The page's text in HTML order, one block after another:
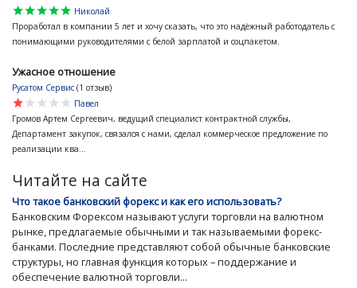
star
star
star
star
star
Николай
Проработал в компании 5 лет и хочу сказать, что это надёжный работодатель с
понимающими руководителями с белой зарплатой и соцпакетом.
Ужасное отношение
Русатом Сервис (1 отзыв)
star
star
star
star
star
Павел
Громов Артем Сергеевич, ведущий специалист контрактной службы,
Департамент закупок, связался с нами, сделал коммерческое предложение по
реализации ква...
Читайте на сайте
Что такое банковский форекс и как его использовать?
Банковским Форексом называют услуги торговли на валютном
рынке, предлагаемые обычными и так называемыми форекс-
банками. Последние представляют собой обычные банковские
структуры, но главная функция которых – поддержание и
обеспечение валютной торговли...